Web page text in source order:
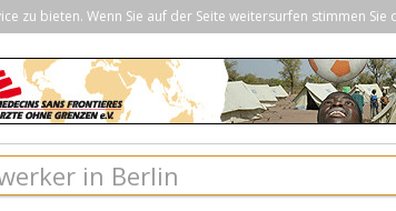
zu bieten. Wenn Sie auf der Seite weitersurfen stimmen Sie